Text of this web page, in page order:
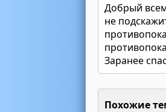
Добрый
не
Заранее
Похожие